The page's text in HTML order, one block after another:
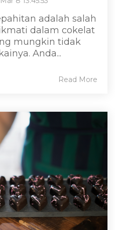
adalah salah
dalam cokelat
mungkin tidak
Anda...
Read More